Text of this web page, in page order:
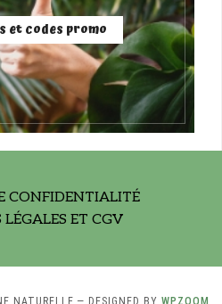
et codes promo
CONFIDENTIALITÉ
ET CGV
NATURELLE — DESIGNED BY WPZOOM